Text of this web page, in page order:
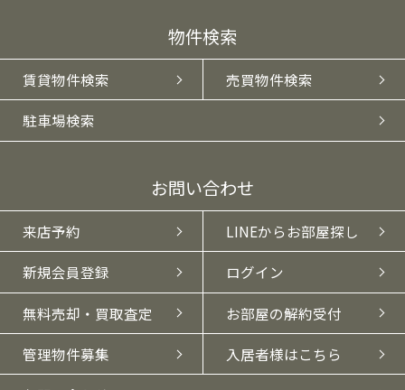
物件検索
賃貸物件検索 売買物件検索
駐車場検索
お問い合わせ
来店予約 LINEからお部屋探し
新規会員登録 ログイン
無料売却・買取査定 お部屋の解約受付
管理物件募集 入居者様はこちら